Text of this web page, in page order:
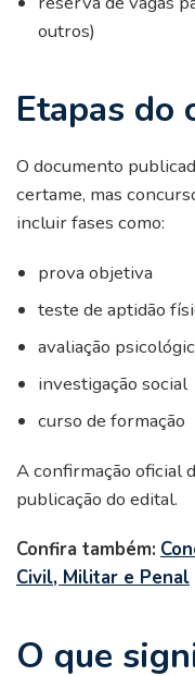
outros)
Etapas do
O documento
certame, mas
incluir fases como:
prova objetiva
teste de aptidão
avaliação
investigação social
curso de formação
A confirmação oficial
publicação do edital.
Confira também:
Civil, Militar e Penal
O que